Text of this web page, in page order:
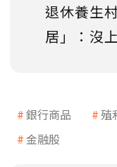
退休養生
居」：沒
銀行商品 殖
金融股